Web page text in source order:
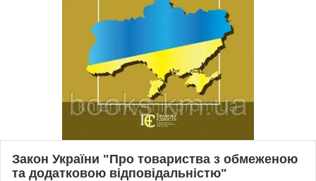
Закон України "Про товариства з обмеженою
та додатковою відповідальністю"